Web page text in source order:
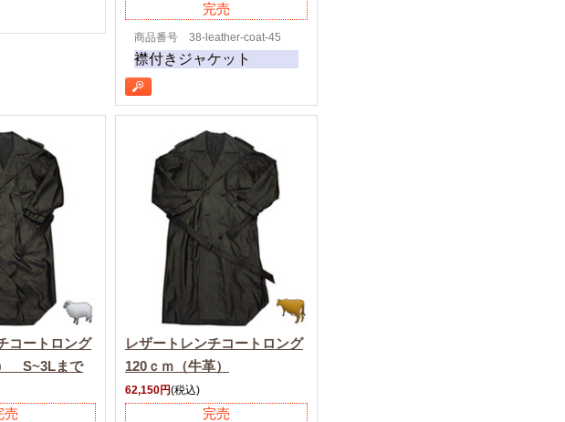
完売
商品番号 38-leather-coat-45
襟付きジャケット
コートロング
S~3Lまで
売
レザートレンチコートロング
120ｃｍ（牛革）
62,150円(税込)
完売